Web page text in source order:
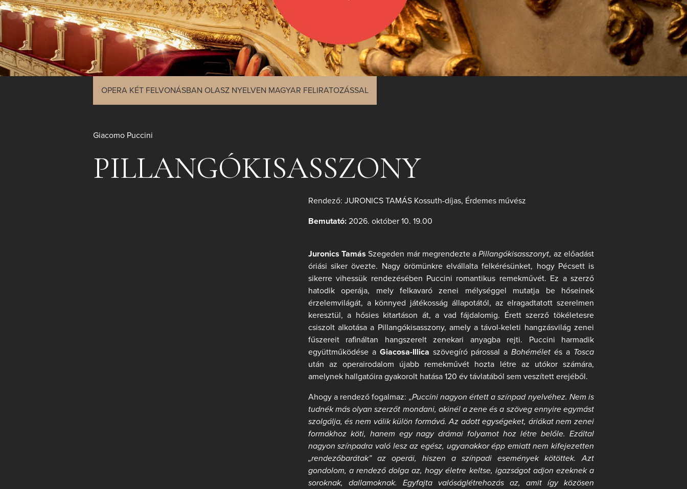
OPERA KÉT FELVONÁSBAN OLASZ NYELVEN MAGYAR FELIRATOZÁSSAL
Giacomo Puccini
PILLANGÓKISASSZONY
Rendező: JURONICS TAMÁS Kossuth-díjas, Érdemes művész
Bemutató:2026. október 10. 19.00
Juronics Tamás Szegeden már megrendezte aPillangókisasszonyt, az előadást
óriási siker övezte. Nagy örömünkre elvállalta felkérésünket, hogy Pécsett is
sikerre vihessük rendezésében Puccini romantikus remekművét. Ez a szerző
hatodik operája, mely felkavaró zenei mélységgel mutatja be hőseinek
érzelemvilágát, a könnyed játékosság állapotától, az elragadtatott szerelmen
keresztül, a hősies kitartáson át, a vad fájdalomig. Érett szerző tökéletesre
csiszolt alkotása a Pillangókisasszony, amely a távol-keleti hangzásvilág zenei
fűszereit rafináltan hangszerelt zenekari anyagba rejti. Puccini harmadik
együttműködése a Giacosa-Illica szövegíró párossal aBohémélet és a Tosca
után az operairodalom újabb remekművét hozta létre az utókor számára,
amelynek hallgatóira gyakorolt hatása 120 év távlatából sem veszített erejéből.
Ahogy a rendező fogalmaz: „Puccini nagyon értett a színpad nyelvéhez. Nem is
tudnék más olyan szerzőt mondani, akinél a zene és a szöveg ennyire egymást
szolgálja, és nem válik külön formává. Az adott egységeket, áriákat nem zenei
formákhoz köti, hanem egy nagy drámai folyamot hoz létre belőle. Ezáltal
nagyon színpadra való lesz az egész, ugyanakkor épp emiatt nem kifejezetten
„rendezőbarátak” az operái, hiszen a színpadi események kötöttek. Azt
gondolom, a rendező dolga az, hogy életre keltse, igazságot adjon ezeknek a
soroknak, dallamoknak. Egyfajta valóságlétrehozás az, amit így közösen